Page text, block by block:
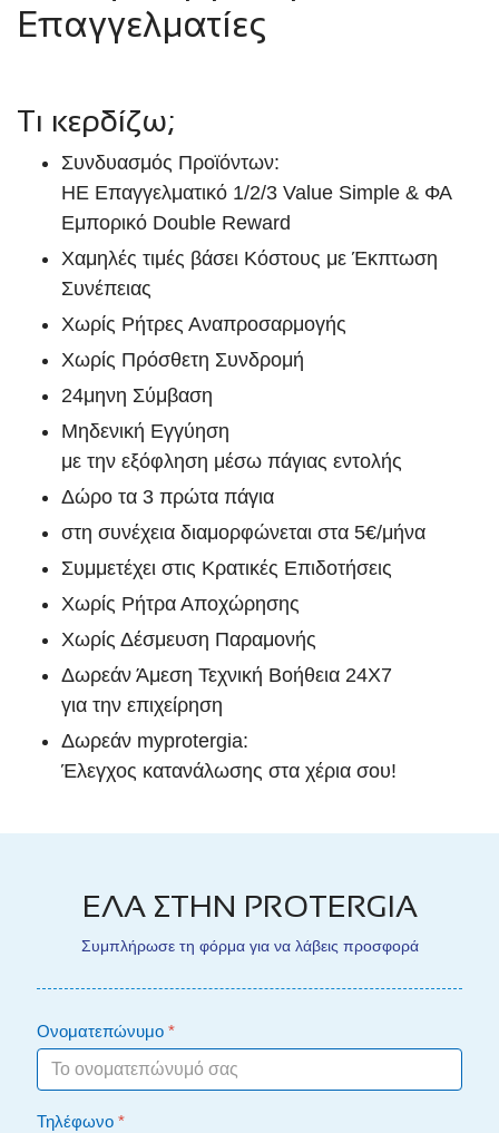
Επαγγελματίες
Τι κερδίζω;
Συνδυασμός Προϊόντων:
ΗΕ Επαγγελματικό 1/2/3 Value Simple & ΦΑ
Εμπορικό Double Reward
Χαμηλές τιμές βάσει Κόστους με Έκπτωση
Συνέπειας
Χωρίς Ρήτρες Αναπροσαρμογής
Χωρίς Πρόσθετη Συνδρομή
24μηνη Σύμβαση
Μηδενική Εγγύηση
με την εξόφληση μέσω πάγιας εντολής
Δώρο τα 3 πρώτα πάγια
στη συνέχεια διαμορφώνεται στα 5€/μήνα
Συμμετέχει στις Κρατικές Επιδοτήσεις
Χωρίς Ρήτρα Αποχώρησης
Χωρίς Δέσμευση Παραμονής
Δωρεάν Άμεση Τεχνική Βοήθεια 24X7
για την επιχείρηση
Δωρεάν myprotergia:
Έλεγχος κατανάλωσης στα χέρια σου!
ΕΛΑ ΣΤΗΝ PROTERGIA
Συμπλήρωσε τη φόρμα για να λάβεις προσφορά
Ονοματεπώνυμο *
Τηλέφωνο *